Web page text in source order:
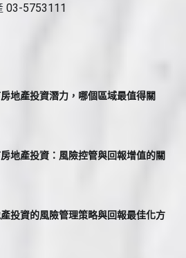
03-5753111
地產投資潛力，哪個區域最值得關
地產投資：風險控管與回報增值的關
投資的風險管理策略與回報最佳化方